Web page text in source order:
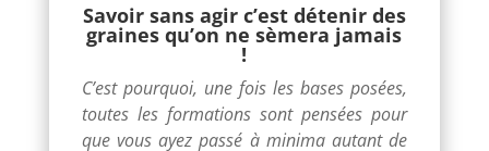
Savoir sans agir c’est détenir des
graines qu’on ne sèmera jamais
!
C’est pourquoi, une fois les bases posées,
toutes les formations sont pensées pour
que vous ayez passé à minima autant de